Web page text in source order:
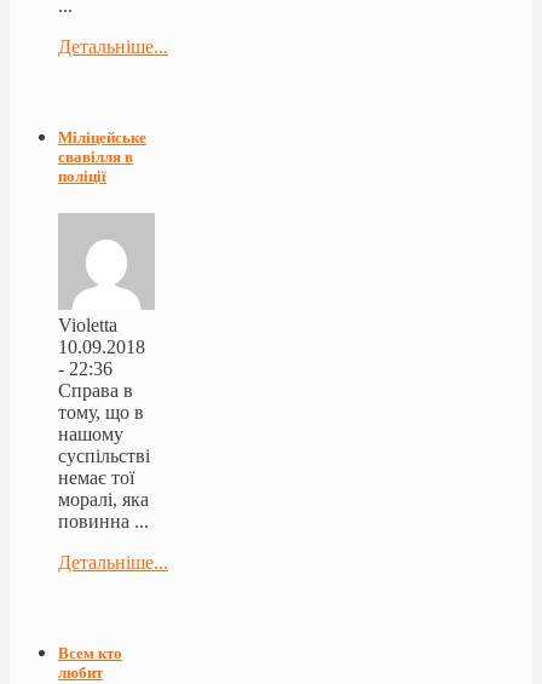
...
Детальніше...
Міліцейське
свавілля в
поліції
Violetta
10.09.2018
- 22:36
Справа в
тому, що в
нашому
суспільстві
немає тої
моралі, яка
повинна ...
Детальніше...
Всем кто
любит